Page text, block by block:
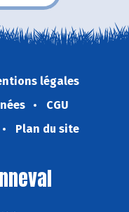
légales
CGU
Plan du site